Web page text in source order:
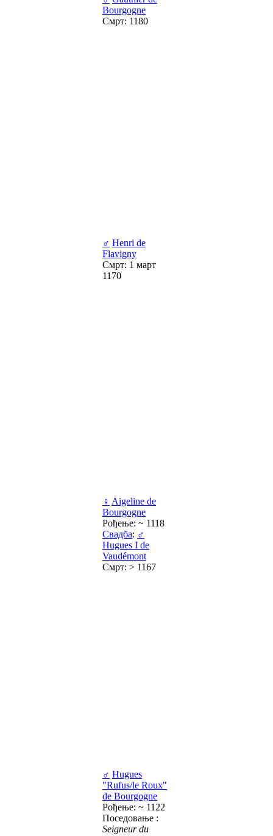
Bourgogne
Смрт: 1180
♂ Henri de
Flavigny
Смрт: 1 март
1170
♀ Aigeline de
Bourgogne
Рођење: ~ 1118
Свадба: ♂
Hugues I de
Vaudémont
Смрт: > 1167
♂ Hugues
"Rufus/le Roux"
de Bourgogne
Рођење: ~ 1122
Поседовање :
Seigneur du